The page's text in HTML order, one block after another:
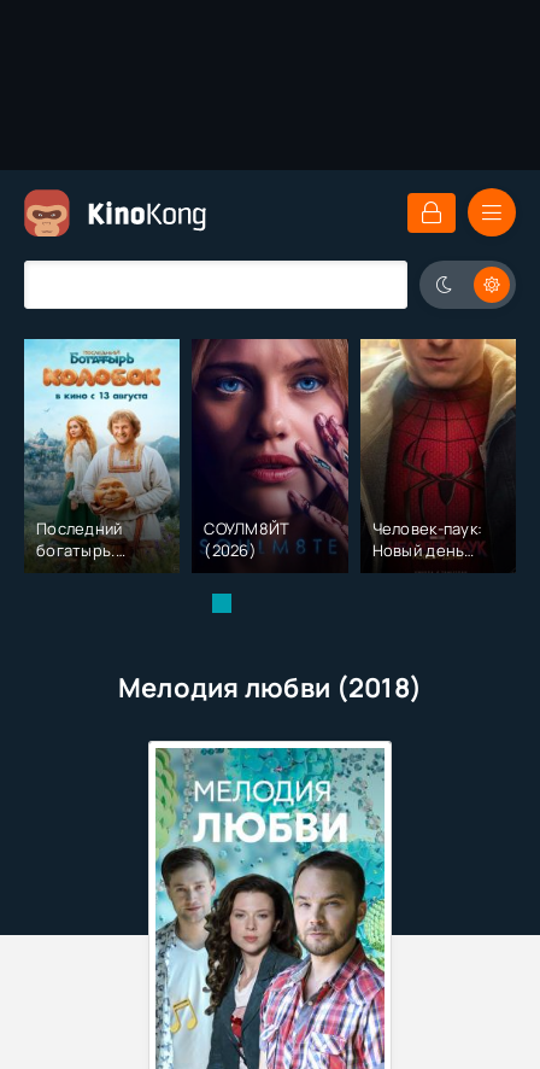
Последний
богатырь.
Колобок (2026)
СОУЛМ8ЙТ
(2026)
Человек-паук:
Новый день
(2026)
Мелодия любви (2018)